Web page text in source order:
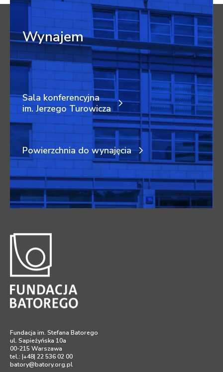
Fundacja im. Stefana Batorego
ul. Sapieżyńska 10a
00-215 Warszawa
tel.: |+48| 22 536 02 00
batory@batory.org.pl
Wynajem
Sala konferencyjna
im. Jerzego Turowicza
Powierzchnia do wynajęcia